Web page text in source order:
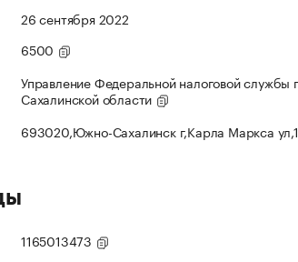
26 сентября 2022
6500
Управление Федеральной налоговой службы
Сахалинской области
693020,Южно-Сахалинск г,Карла Маркса
1165013473